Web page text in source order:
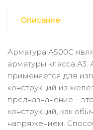
Описание
Арматура А500С
арматуры класса А3.
применяется для
конструкций из
предназначение –
конструкций, как
напряжением.